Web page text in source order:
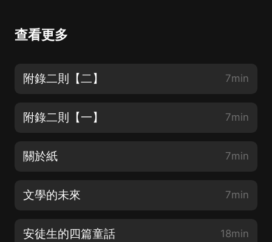
首。這是我自己招來的筆禍，現在也不必呼冤叫屈，但如
興貧家的習慣，不知道喝“撮泡茶”,只從茶缸里倒了一點
麼不滿意，我想柳芽茶大抵也是可以喝的。實在...
查看更多
附錄二則【二】 7min
附錄二則【一】 7min
關於紙 7min
文學的未來 7min
安徒生的四篇童話 18min